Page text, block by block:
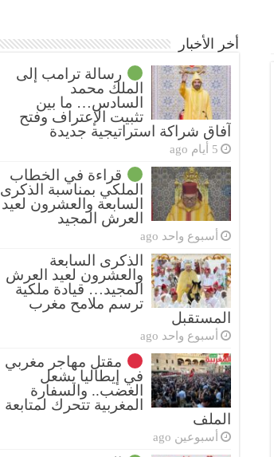
أخر الأخبار
رسالة ترامب إلى
الملك محمد
السادس… ما بين
تثبيت الإعتراف وفتح
آفاق شراكة استراتيجية جديدة
5 أيام ago
قراءة في الخطاب
الملكي بمناسبة الذكرى
السابعة والعشرون لعيد
العرش المجيد
أسبوع واحد ago
الذكرى السابعة
والعشرون لعيد العرش
المجيد… قيادة ملكية
ترسم ملامح مغرب
المستقبل
أسبوع واحد ago
مقتل مهاجر مغربي
في إيطاليا يشعل
الغضب.. والسفارة
المغربية تتحرك لمتابعة
الملف
أسبوعين ago